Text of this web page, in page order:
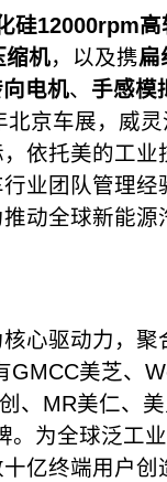
硅12000rpm
缩机，以及携扁
电机、 手感模
京车展，威
依托美的工
业团队管理
动全球新能
心驱动力，聚
GMCC美芝、
、MR美仁、
。为全球泛工
亿终端用户创